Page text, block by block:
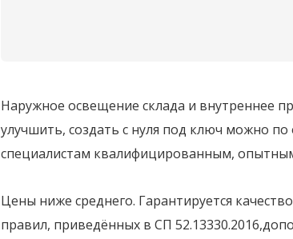
Наружное освещение склада и внутреннее
улучшить, создать с нуля под ключ можно
специалистам квалифицированным,
Цены ниже среднего. Гарантируется
правил, приведённых в СП